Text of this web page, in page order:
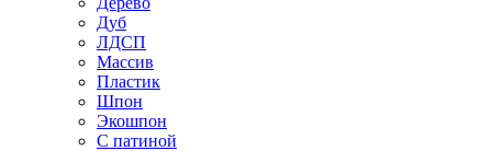
Дуб
ЛДСП
Массив
Пластик
Шпон
Экошпон
С патиной